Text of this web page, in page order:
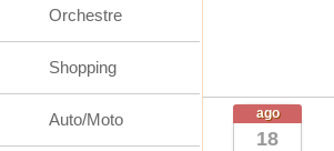
ago
18
Orchestre
Shopping
Auto/Moto